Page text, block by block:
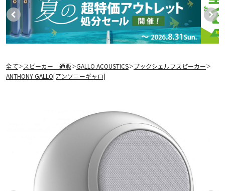
全て＞ スピーカー 通販＞GALLO ACOUSTICS＞ブックシェルフスピーカー＞
ANTHONY GALLO[アンソニーギャロ]